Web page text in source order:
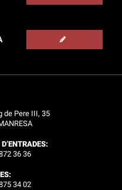
de Pere III, 35
36 36
34 02